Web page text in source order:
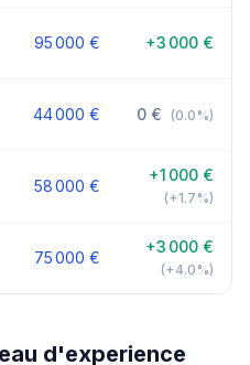
95 000 € +3 000 €
44 000 € 0 € (0.0%)
58 000 €
+1 000 €
(+1.7%)
75 000 €
+3 000 €
(+4.0%)
d'experience